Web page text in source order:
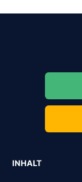
INHALT